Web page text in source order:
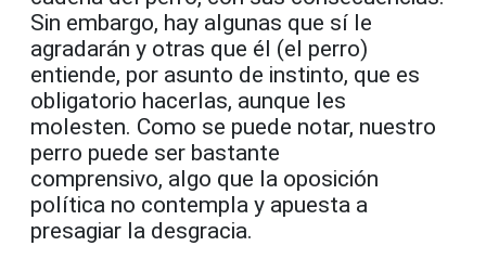
Sin embargo, hay algunas que sí le
agradarán y otras que él (el perro)
entiende, por asunto de instinto, que es
obligatorio hacerlas, aunque les
molesten. Como se puede notar, nuestro
perro puede ser bastante
comprensivo, algo que la oposición
política no contempla y apuesta a
presagiar la desgracia.